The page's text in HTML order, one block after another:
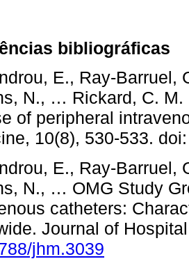
bibliográficas
E., Ray-Barruel,
N., … Rickard, C. M.
of peripheral
10(8), 530-533.
E., Ray-Barruel,
N., … OMG Study
catheters:
Journal of
jhm.3039